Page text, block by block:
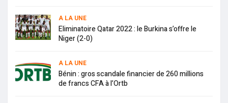
A LA UNE
Eliminatoire Qatar 2022 : le Burkina s’offre le
Niger (2-0)
A LA UNE
Bénin : gros scandale financier de 260 millions
de francs CFA à l’Ortb